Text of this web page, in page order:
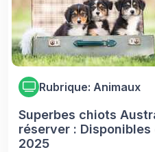
Rubrique: Animaux
Superbes chiots
réserver :
2025